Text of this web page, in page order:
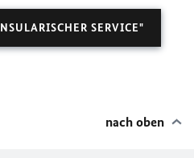
SERVICE"
nach oben